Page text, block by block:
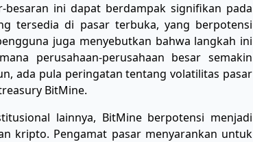
ini dapat berdampak signifikan pada
tersedia di pasar terbuka, yang berpotensi
juga menyebutkan bahwa langkah ini
perusahaan-perusahaan besar semakin
ada pula peringatan tentang volatilitas pasar
BitMine.
lainnya, BitMine berpotensi menjadi
kripto. Pengamat pasar menyarankan untuk